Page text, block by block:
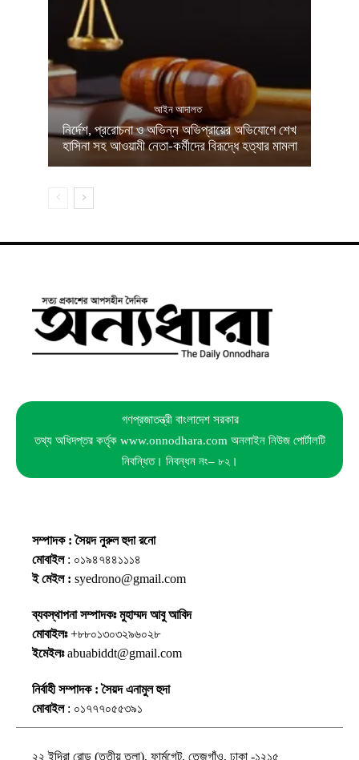
আইন আদালত
নির্দেশ, প্ররোচনা ও অভিন্ন অভিপ্রায়ের অভিযোগে শেখ
হাসিনা সহ আওয়ামী নেতা-কর্মীদের বিরূদ্ধে হত্যার মামলা
গণপ্রজাতন্ত্রী বাংলাদেশ সরকার
তথ্য অধিদপ্তর কর্তৃক www.onnodhara.com অনলাইন নিউজ পোর্টালটি
নিবন্ধিত। নিবন্ধন নং– ৮২।
সম্পাদক : সৈয়দ নুরুল হুদা রনো
মোবাইল: ০১৯৪৭৪৪১১১৪
ই মেইল : syedrono@gmail.com
ব্যবস্থাপনা সম্পাদকঃ মুহাম্মদ আবু আবিদ
মোবাইলঃ+৮৮০১৩০৩২৯৬০২৮
ইমেইলঃabuabiddt@gmail.com
নির্বাহী সম্পাদক : সৈয়দ এনামুল হুদা
মোবাইল: ০১৭৭৭০৫৫৩৯১
২২ ইন্দিরা রোড (তৃতীয় তলা), ফার্মগেট, তেজগাঁও, ঢাকা -১২১৫